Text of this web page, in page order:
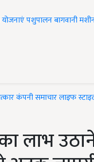
पशुपालनबागवानी
कंपनी समाचारलाइफ
लाभ